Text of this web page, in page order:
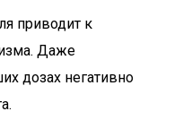
приводит к
Даже
дозах негативно